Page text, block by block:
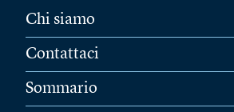
Chi siamo
Contattaci
Sommario